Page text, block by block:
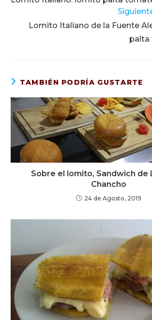
artículos
Lomito Italiano de la Fuente
palta
TAMBIÉN PODRÍA GUSTARTE
Sobre el lomito, Sandwich de
Chancho
24 de Agosto, 2019